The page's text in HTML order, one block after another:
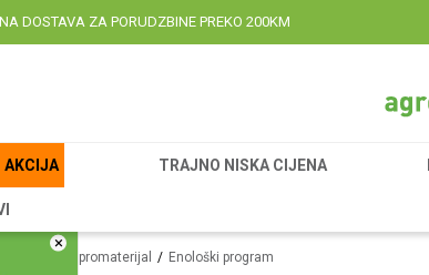
DOSTAVA ZA PORUDZBINE PREKO 200KM
AKCIJA TRAJNO NISKA CIJENA
×
Agrorepromaterijal Enološki program